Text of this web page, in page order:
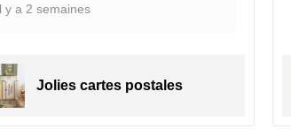
y a 2 semaines
Jolies cartes postales